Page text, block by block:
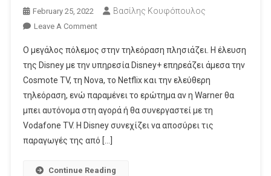
February 25, 2022 Βασίλης Κουφόπουλος
Leave A CommentOn
Στο
…
Streaming”:
Συνθήκες
Αθέμιτου
Ανταγωνισμού
Κατά
Ο μεγάλος πόλεμος στην τηλεόραση πλησιάζει. Η έλευση
της Disney με την υπηρεσία Disney+ επηρεάζει άμεσα την
Cosmote TV, τη Nova, το Netflix και την ελεύθερη
τηλεόραση, ενώ παραμένει το ερώτημα αν η Warner θα
μπει αυτόνομα στη αγορά ή θα συνεργαστεί με τη
Vodafone TV. Η Disney συνεχίζει να αποσύρει τις
παραγωγές της από […]
Continue Reading